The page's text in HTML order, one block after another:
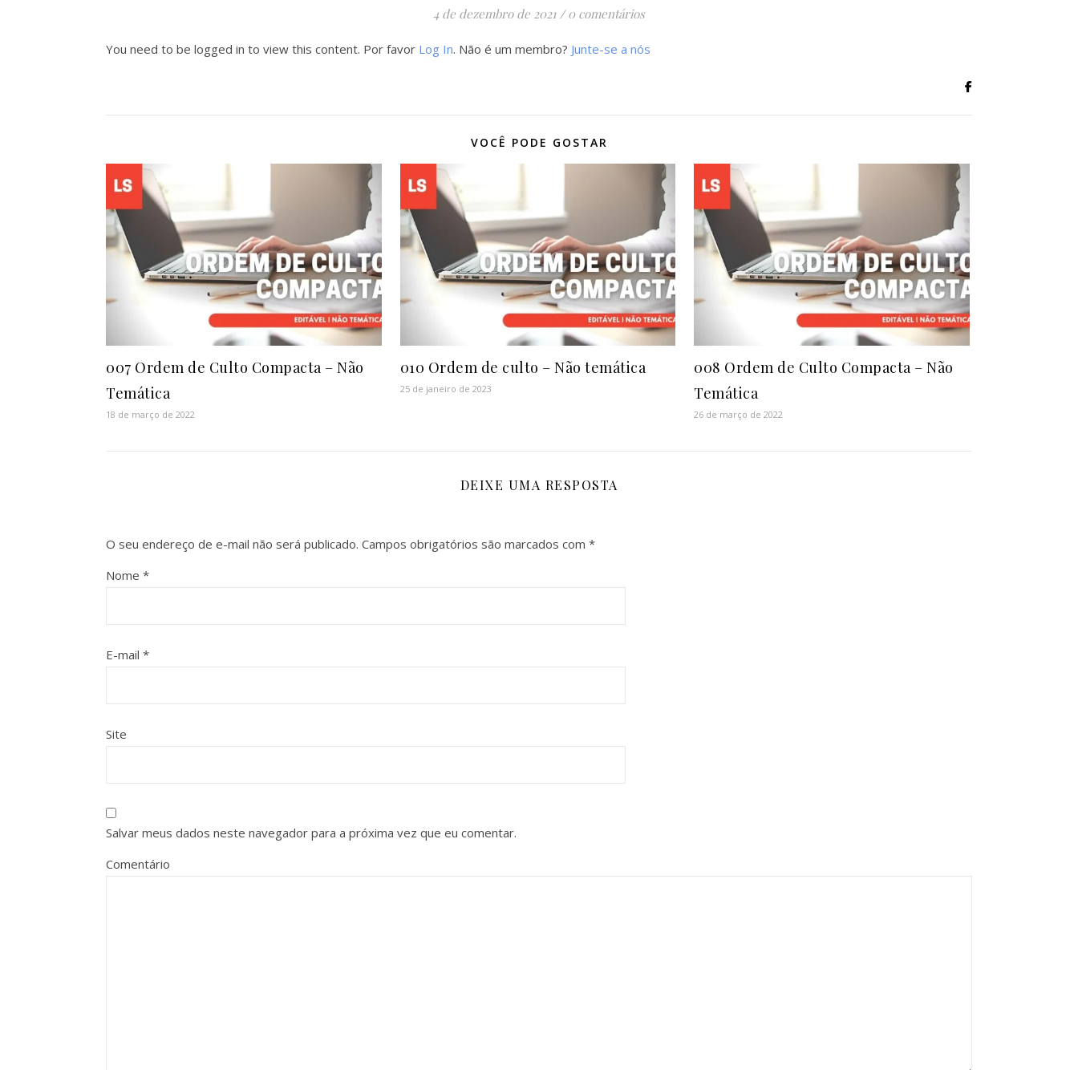
4 de dezembro de 2021 / 0 comentários
You need to be logged in to view this content. Por favor Log In. Não é um membro? Junte-se a nós
VOCÊ PODE GOSTAR
007 Ordem de Culto Compacta – Não
Temática
18 de março de 2022
010 Ordem de culto – Não temática
25 de janeiro de 2023
008 Ordem de Culto Compacta – Não
Temática
26 de março de 2022
DEIXE UMA RESPOSTA
O seu endereço de e-mail não será publicado. Campos obrigatórios são marcados com *
Nome *
E-mail *
Site
Salvar meus dados neste navegador para a próxima vez que eu comentar.
Comentário